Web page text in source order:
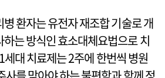
환자는 유전자 재조합 기술로 개
는 방식인 효소대체요법으로 치
대 치료제는 2주에 한번씩 병원